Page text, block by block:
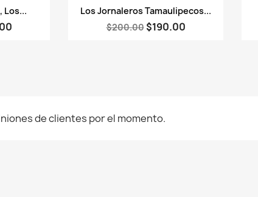
Los...
Vista rápida
Los Jornaleros Tamaulipecos...
$200.00 $190.00
de clientes por el momento.